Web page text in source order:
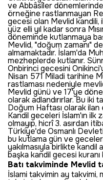
ve Abbâsîler
örneğine rastlanmayan
gecesi olan Mevlid
yüz elli yıl kadar sonra
döneminde kutlanmaya
Mevlid, "doğum zamanı"
almamaktadır. İslam'da
mezheplerde kutlanır.
Onbirinci gecesini
Nisan 571 Miladi tarihine
rastlaması nedeniyle
Mevlid günü ve 17'ye
olarak adlandırırlar. Bu iki
Doğum Haftası olarak
Kandil geceleri İslam'ın ilk
olmayıp, hicrî 3. asırdan
Türkiye'de Osmanlı
bu kutlama gün ve
yakılmasıyla birlikte kandil
başka kandil gecesi
Batı takviminde Mevlid
İslami takvimin ay takvimi,